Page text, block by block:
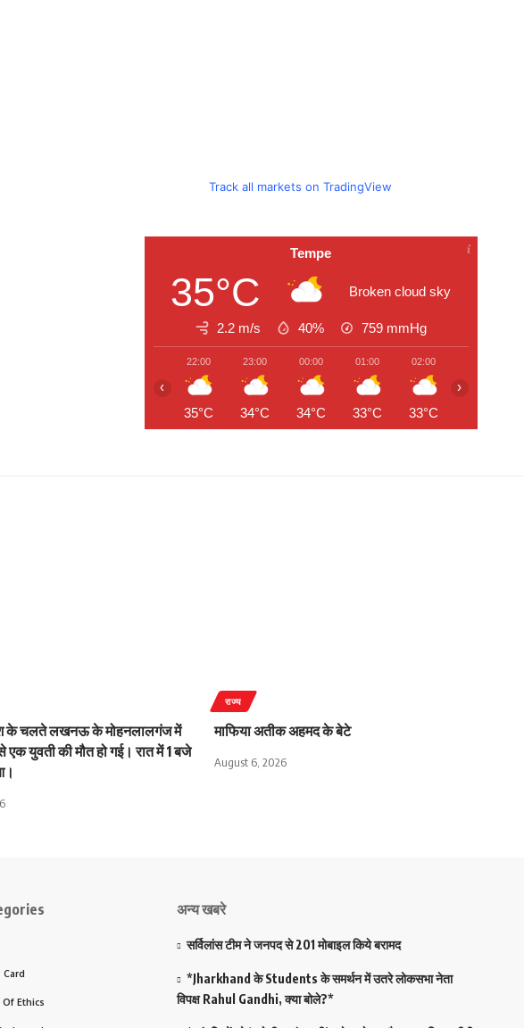
Track all markets on TradingView
Tempe
35°C Broken cloud sky
2.2 m/s 40% 759 mmHg
22:00
35°C
23:00
34°C
00:00
34°C
01:00
33°C
02:00
33°C
‹ ›
के चलते लखनऊ के मोहनलालगंज में
एक युवती की मौत हो गई। रात में 1 बजे
राज्य
माफिया अतीक अहमद के बेटे
August 6, 2026
Card
Of Ethics
अन्य खबरे
सर्विलांस टीम ने जनपद से 201 मोबाइल किये बरामद
*Jharkhand के Students के समर्थन में उतरे लोकसभा नेता
विपक्ष Rahul Gandhi, क्या बोले?*